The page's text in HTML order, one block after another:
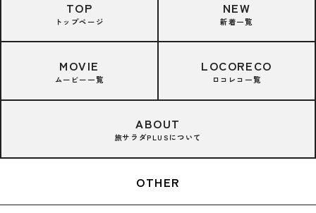
TOP
トップページ
NEW
新着一覧
MOVIE
ムービー一覧
LOCORECO
ロコレコ一覧
ABOUT
旅サラダPLUSについて
OTHER